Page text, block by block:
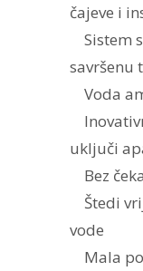
čajeve i
Sistem
savršenu
Voda
uključi
Bez
Štedi
vode
Mala